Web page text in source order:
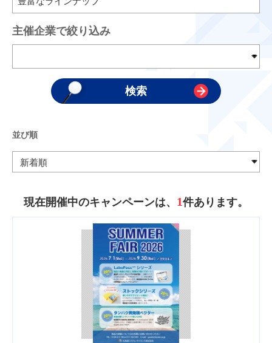
主催企業で絞り込み
並び順
現在開催中のキャンペーンは、 1件あります。